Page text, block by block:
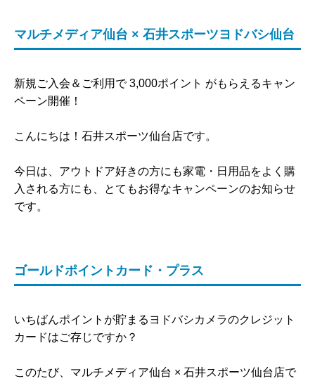
マルチメディア仙台 × 石井スポーツヨドバシ仙台
新規ご入会＆ご利用で 3,000ポイント がもらえるキャン
ペーン開催！
こんにちは！石井スポーツ仙台店です。
今日は、アウトドア好きの方にも家電・日用品をよく購
入される方にも、とてもお得なキャンペーンのお知らせ
です。
ゴールドポイントカード・プラス
いちばんポイントが貯まるヨドバシカメラのクレジット
カードはご存じですか？
このたび、マルチメディア仙台 × 石井スポーツ仙台店で